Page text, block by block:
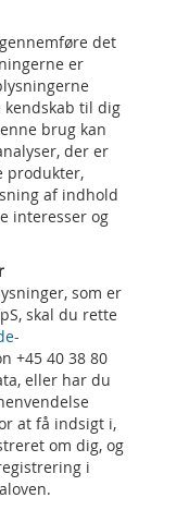
det
er
til dig
brug kan
der er
produkter,
af indhold
interesser og
som er
skal du rette
+45 40 38 80
eller har du
at få indsigt i,
om dig, og
i